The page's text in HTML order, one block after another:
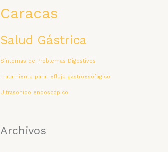
Caracas
Salud Gástrica
Síntomas de Problemas Digestivos
Tratamiento para reflujo gastroesofágico
Ultrasonido endoscópico
Archivos